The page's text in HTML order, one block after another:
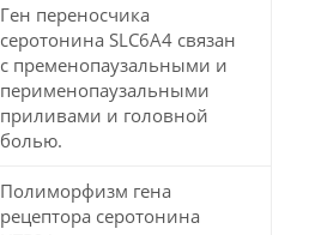
Ген переносчика
серотонина SLC6A4 связан
с пременопаузальными и
перименопаузальными
приливами и головной
болью.
Полиморфизм гена
рецептора серотонина